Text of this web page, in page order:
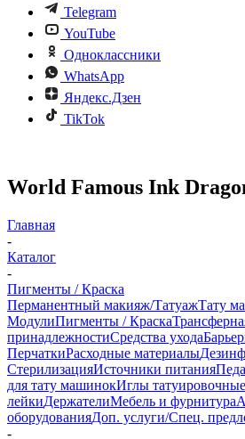
Telegram
YouTube
Одноклассники
WhatsApp
Яндекс.Дзен
TikTok
World Famous Ink
Главная
-
Каталог
-
Пигменты / Краска
Перманентный макияж/ТатуажТату
МодулиПигменты / Краска
принадлежностиСредства ухода
ПерчаткиРасходные материалы
СтерилизацияИсточники питания
для тату машинокИглы
лейкиДержателиМебель и фурнитура
оборудованияДоп. услуги/Спец.
-